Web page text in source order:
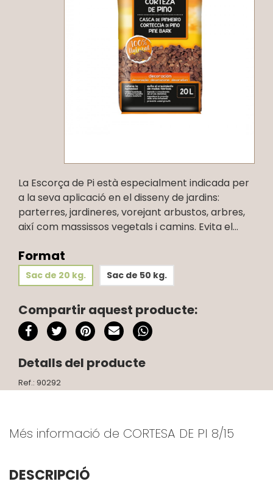
La Escorça de Pi està especialment indicada per
a la seva aplicació en el disseny de jardins:
parterres, jardineres, vorejant arbustos, arbres,
així com massissos vegetals i camins. Evita el...
Format
Sac de 20 kg. Sac de 50 kg.
Compartir aquest producte:
Detalls del producte
Ref.: 90292
Més informació de CORTESA DE PI 8/15
DESCRIPCIÓ